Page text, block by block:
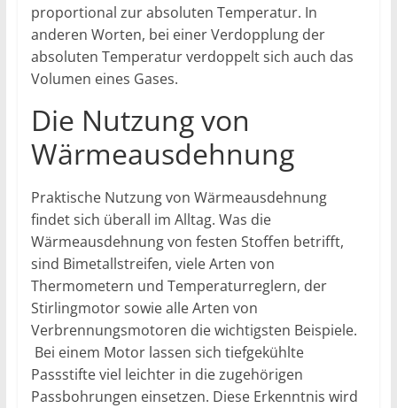
proportional zur absoluten Temperatur. In
anderen Worten, bei einer Verdopplung der
absoluten Temperatur verdoppelt sich auch das
Volumen eines Gases.
Die Nutzung von
Wärmeausdehnung
Praktische Nutzung von Wärmeausdehnung
findet sich überall im Alltag. Was die
Wärmeausdehnung von festen Stoffen betrifft,
sind Bimetallstreifen, viele Arten von
Thermometern und Temperaturreglern, der
Stirlingmotor sowie alle Arten von
Verbrennungsmotoren die wichtigsten Beispiele.
Bei einem Motor lassen sich tiefgekühlte
Passstifte viel leichter in die zugehörigen
Passbohrungen einsetzen. Diese Erkenntnis wird